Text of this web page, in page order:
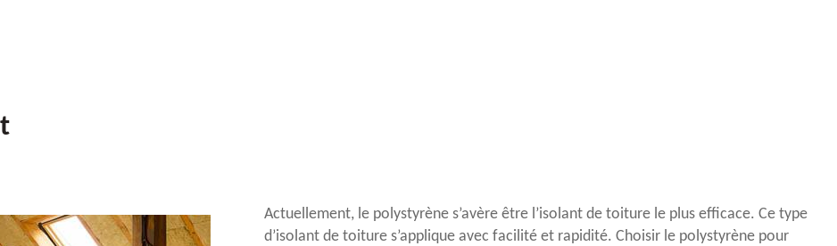
Actuellement, le polystyrène s’avère être l’isolant de toiture le plus efficace. Ce type
d’isolant de toiture s’applique avec facilité et rapidité. Choisir le polystyrène pour